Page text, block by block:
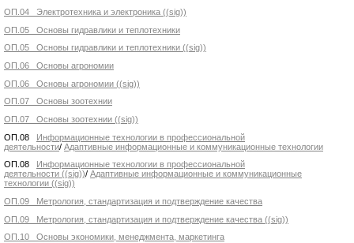
ОП.04 Электротехника и электроника ((sig))
ОП.05 Основы гидравлики и теплотехники
ОП.05 Основы гидравлики и теплотехники ((sig))
ОП.06 Основы агрономии
ОП.06 Основы агрономии ((sig))
ОП.07 Основы зоотехнии
ОП.07 Основы зоотехнии ((sig))
ОП.08 Информационные технологии в профессиональной
деятельности/ Адаптивные информационные и коммуникационные технологии
ОП.08
Информационные технологии в профессиональной
деятельности ((sig))/ Адаптивные информационные и коммуникационные
технологии ((sig))
ОП.09 Метрология, стандартизация и подтверждение качества
ОП.09 Метрология, стандартизация и подтверждение качества ((sig))
ОП.10 Основы экономики, менеджмента, маркетинга